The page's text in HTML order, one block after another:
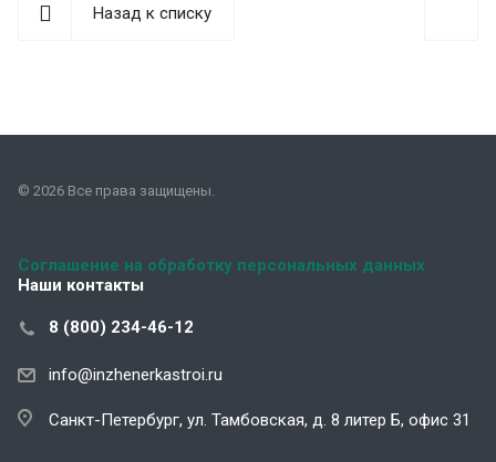
Назад к списку
© 2026 Все права защищены.
Соглашение на обработку персональных данных
Наши контакты
8 (800) 234-46-12
info@inzhenerkastroi.ru
Санкт-Петербург, ул. Тамбовская, д. 8 литер Б, офис 31